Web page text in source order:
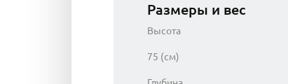
Размеры и вес
Высота
75 (см)